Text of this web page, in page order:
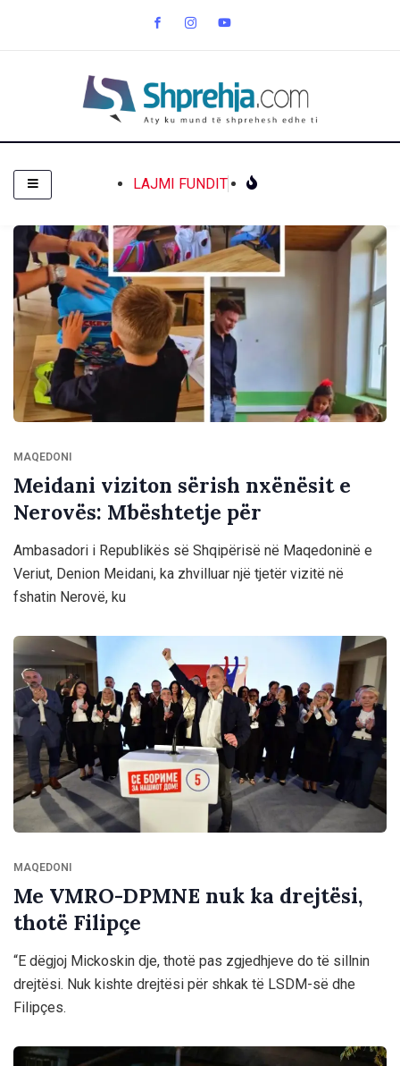
LAJMI FUNDIT
MAQEDONI
Meidani viziton sërish nxënësit e
Nerovës: Mbështetje për
Ambasadori i Republikës së Shqipërisë në Maqedoninë e
Veriut, Denion Meidani, ka zhvilluar një tjetër vizitë në
fshatin Nerovë, ku
MAQEDONI
Me VMRO-DPMNE nuk ka drejtësi,
thotë Filipçe
“E dëgjoj Mickoskin dje, thotë pas zgjedhjeve do të sillnin
drejtësi. Nuk kishte drejtësi për shkak të LSDM-së dhe
Filipçes.